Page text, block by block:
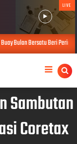
LIVE
Beri Peringatan Terakhir Ke
Sambutan
Coretax